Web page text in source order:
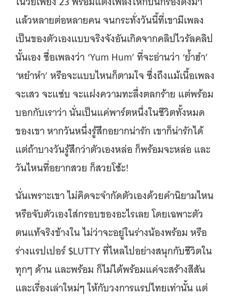
แล้วหลายต่อหลายคน จนกระทั่งวันนี้ที่เขามีเพลง
เป็นของตัวเองแบบจริงจังอันเกิดจากคลิปไวรัลคลิป
นั้นเอง ชื่อเพลงว่า ‘Yum Hum’ ที่จะอ่านว่า ‘ย้ำฮำ’
‘หยำหำ’ หรือจะแบบไหนก็ตามใจ ซึ่งถึงแม้เนื้อเพลง
จะเสว จะแซ่บ จะแฝงความทะลึ่งตลกร้าย แต่พร้อม
บอกกับเราว่า นั่นเป็นแค่พาร์ตหนึ่งในชีวิตทั้งหมด
ของเขา หากวันหนึ่งรู้สึกอยากน่ารัก เขาก็น่ารักได้
แต่ถ้าบางวันรู้สึกว่าตัวเองหล่อ ก็พร้อมจะหล่อ และ
วันไหนที่อยากสวย ก็สวยโซ้ะ!
นั่นเพราะเขา ไม่คิดจะจำกัดตัวเองด้วยคำนิยามไหน
หรือจับตัวเองใส่กรอบของอะไรเลย โดยเฉพาะตัว
ตนแท้จริงข้างใน ไม่ว่าจะอยู่ในร่างน้องพร้อม หรือ
ร่างแรปเปอร์ $LUTTY ที่ไหลไปอย่างสนุกกับชีวิตใน
ทุกๆ ด้าน และพร้อม ก็ไม่ได้พร้อมแค่จะสร้างสีสัน
และเรื่องเล่าใหม่ๆ ให้กับวงการแรปไทยเท่านั้น แต่